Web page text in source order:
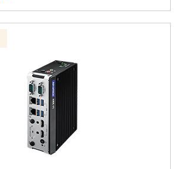
VGA + DisplayPort 雙顯示輸出
智能遠端監控軟體 WISE-PaaS
規劃 / 交期確認請點此
建智能遠端監控軟體 WISE-PaaS RMM